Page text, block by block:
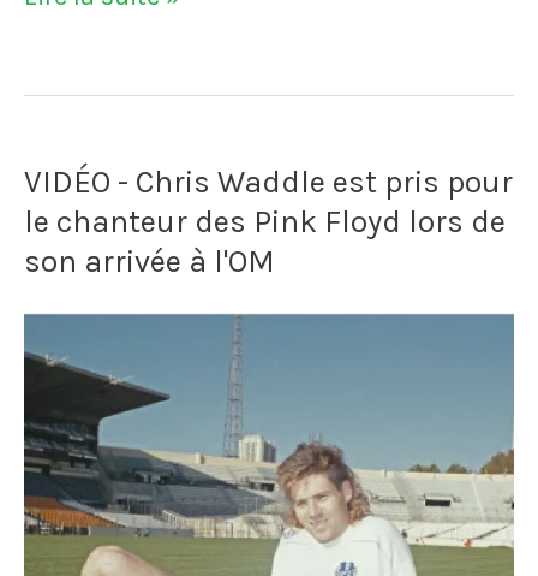
Lens
un
but
d'Europe
grâce
à
un
VIDÉO - Chris Waddle est pris pour
le chanteur des Pink Floyd lors de
son arrivée à l'OM